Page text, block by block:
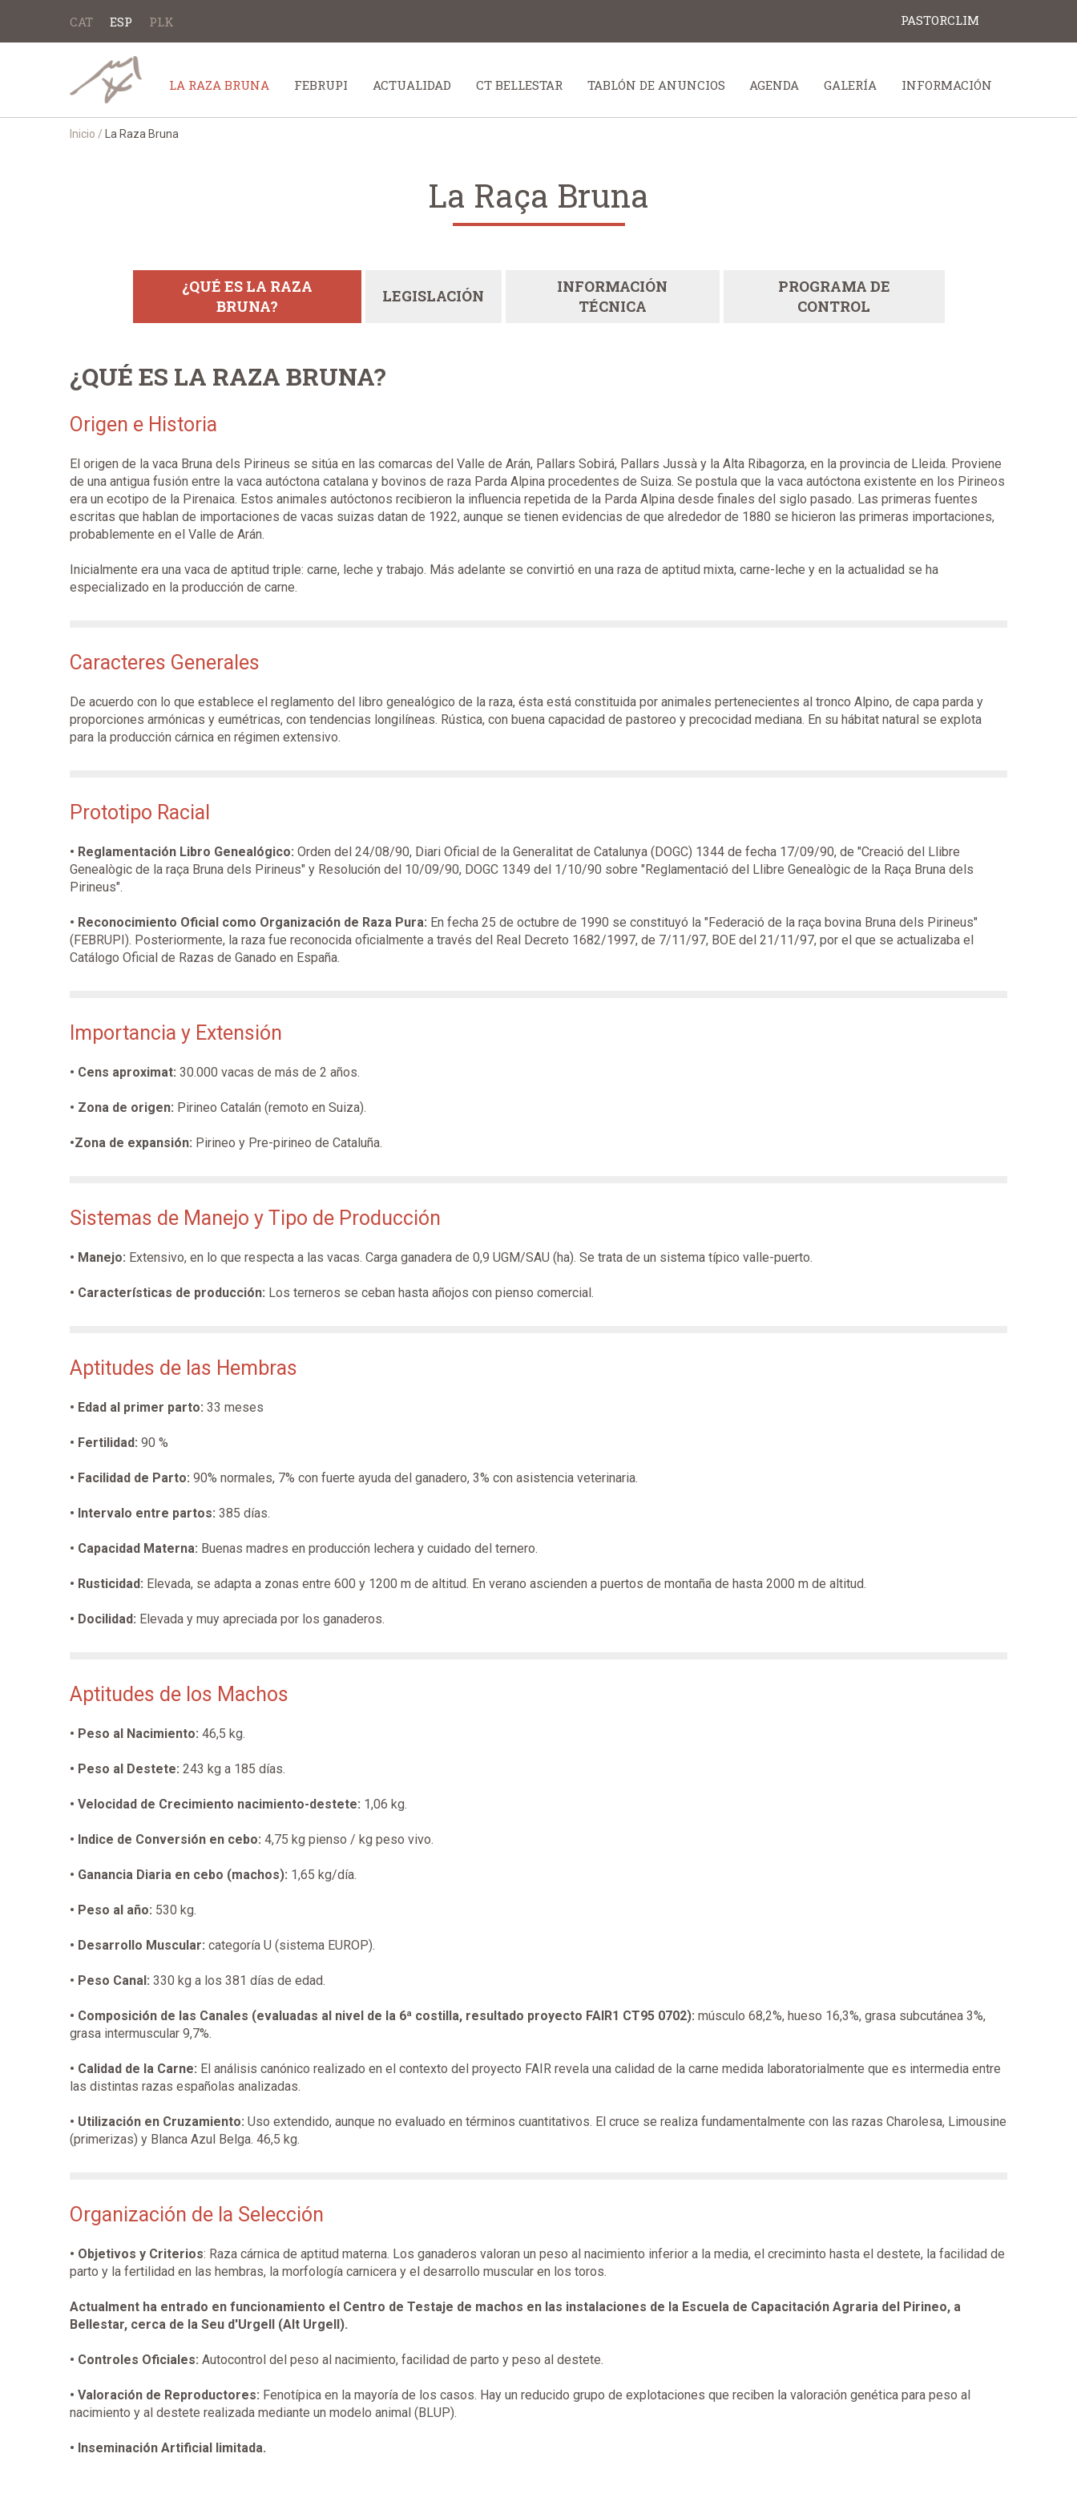
CAT ESP PLK PASTORCLIM
LA RAZA BRUNA FEBRUPI ACTUALIDAD CT BELLESTAR TABLÓN DE ANUNCIOS AGENDA GALERÍA INFORMACIÓN
Inicio / La Raza Bruna
La Raça Bruna
¿QUÉ ES LA RAZA
BRUNA?
LEGISLACIÓN
INFORMACIÓN
TÉCNICA
PROGRAMA DE
CONTROL
¿QUÉ ES LA RAZA BRUNA?
Origen e Historia
El origen de la vaca Bruna dels Pirineus se sitúa en las comarcas del Valle de Arán, Pallars Sobirá, Pallars Jussà y la Alta Ribagorza, en la provincia de Lleida. Proviene
de una antigua fusión entre la vaca autóctona catalana y bovinos de raza Parda Alpina procedentes de Suiza. Se postula que la vaca autóctona existente en los Pirineos
era un ecotipo de la Pirenaica. Estos animales autóctonos recibieron la influencia repetida de la Parda Alpina desde finales del siglo pasado. Las primeras fuentes
escritas que hablan de importaciones de vacas suizas datan de 1922, aunque se tienen evidencias de que alrededor de 1880 se hicieron las primeras importaciones,
probablemente en el Valle de Arán.
Inicialmente era una vaca de aptitud triple: carne, leche y trabajo. Más adelante se convirtió en una raza de aptitud mixta, carne-leche y en la actualidad se ha
especializado en la producción de carne.
Caracteres Generales
De acuerdo con lo que establece el reglamento del libro genealógico de la raza, ésta está constituida por animales pertenecientes al tronco Alpino, de capa parda y
proporciones armónicas y eumétricas, con tendencias longilíneas. Rústica, con buena capacidad de pastoreo y precocidad mediana. En su hábitat natural se explota
para la producción cárnica en régimen extensivo.
Prototipo Racial
• Reglamentación Libro Genealógico: Orden del 24/08/90, Diari Oficial de la Generalitat de Catalunya (DOGC) 1344 de fecha 17/09/90, de "Creació del Llibre
Genealògic de la raça Bruna dels Pirineus" y Resolución del 10/09/90, DOGC 1349 del 1/10/90 sobre "Reglamentació del Llibre Genealògic de la Raça Bruna dels
Pirineus".
• Reconocimiento Oficial como Organización de Raza Pura: En fecha 25 de octubre de 1990 se constituyó la "Federació de la raça bovina Bruna dels Pirineus"
(FEBRUPI). Posteriormente, la raza fue reconocida oficialmente a través del Real Decreto 1682/1997, de 7/11/97, BOE del 21/11/97, por el que se actualizaba el
Catálogo Oficial de Razas de Ganado en España.
Importancia y Extensión
• Cens aproximat: 30.000 vacas de más de 2 años.
• Zona de origen: Pirineo Catalán (remoto en Suiza).
•Zona de expansión: Pirineo y Pre-pirineo de Cataluña.
Sistemas de Manejo y Tipo de Producción
• Manejo: Extensivo, en lo que respecta a las vacas. Carga ganadera de 0,9 UGM/SAU (ha). Se trata de un sistema típico valle-puerto.
• Características de producción: Los terneros se ceban hasta añojos con pienso comercial.
Aptitudes de las Hembras
• Edad al primer parto: 33 meses
• Fertilidad: 90 %
• Facilidad de Parto: 90% normales, 7% con fuerte ayuda del ganadero, 3% con asistencia veterinaria.
• Intervalo entre partos: 385 días.
• Capacidad Materna: Buenas madres en producción lechera y cuidado del ternero.
• Rusticidad: Elevada, se adapta a zonas entre 600 y 1200 m de altitud. En verano ascienden a puertos de montaña de hasta 2000 m de altitud.
• Docilidad: Elevada y muy apreciada por los ganaderos.
Aptitudes de los Machos
• Peso al Nacimiento: 46,5 kg.
• Peso al Destete: 243 kg a 185 días.
• Velocidad de Crecimiento nacimiento-destete: 1,06 kg.
• Indice de Conversión en cebo: 4,75 kg pienso / kg peso vivo.
• Ganancia Diaria en cebo (machos): 1,65 kg/día.
• Peso al año: 530 kg.
• Desarrollo Muscular: categoría U (sistema EUROP).
• Peso Canal: 330 kg a los 381 días de edad.
• Composición de las Canales (evaluadas al nivel de la 6ª costilla, resultado proyecto FAIR1 CT95 0702): músculo 68,2%, hueso 16,3%, grasa subcutánea 3%,
grasa intermuscular 9,7%.
• Calidad de la Carne: El análisis canónico realizado en el contexto del proyecto FAIR revela una calidad de la carne medida laboratorialmente que es intermedia entre
las distintas razas españolas analizadas.
• Utilización en Cruzamiento: Uso extendido, aunque no evaluado en términos cuantitativos. El cruce se realiza fundamentalmente con las razas Charolesa, Limousine
(primerizas) y Blanca Azul Belga. 46,5 kg.
Organización de la Selección
• Objetivos y Criterios: Raza cárnica de aptitud materna. Los ganaderos valoran un peso al nacimiento inferior a la media, el creciminto hasta el destete, la facilidad de
parto y la fertilidad en las hembras, la morfología carnicera y el desarrollo muscular en los toros.
Actualment ha entrado en funcionamiento el Centro de Testaje de machos en las instalaciones de la Escuela de Capacitación Agraria del Pirineo, a
Bellestar, cerca de la Seu d'Urgell (Alt Urgell).
• Controles Oficiales: Autocontrol del peso al nacimiento, facilidad de parto y peso al destete.
• Valoración de Reproductores: Fenotípica en la mayoría de los casos. Hay un reducido grupo de explotaciones que reciben la valoración genética para peso al
nacimiento y al destete realizada mediante un modelo animal (BLUP).
• Inseminación Artificial limitada.